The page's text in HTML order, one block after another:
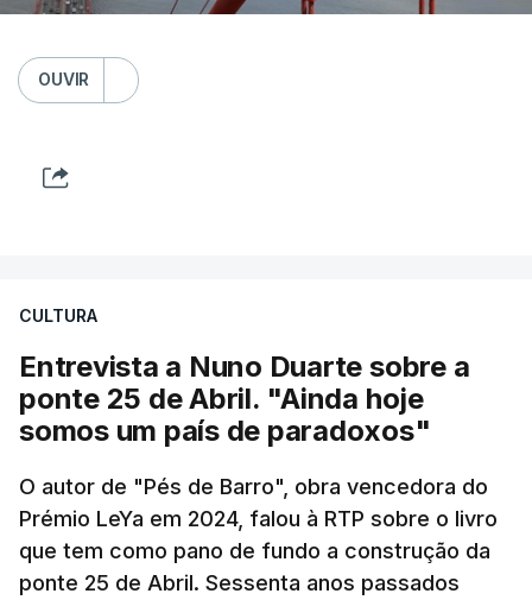
OUVIR
CULTURA
Entrevista a Nuno Duarte sobre a
ponte 25 de Abril. "Ainda hoje
somos um país de paradoxos"
O autor de "Pés de Barro", obra vencedora do
Prémio LeYa em 2024, falou à RTP sobre o livro
que tem como pano de fundo a construção da
ponte 25 de Abril. Sessenta anos passados